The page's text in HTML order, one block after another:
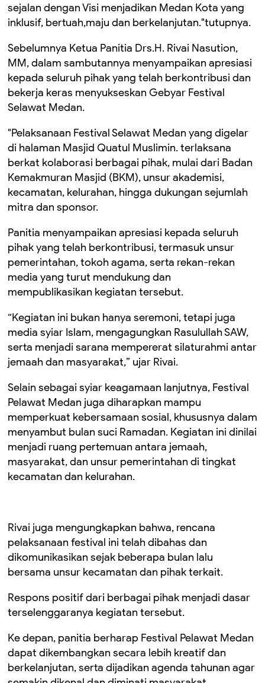
sejalan dengan Visi menjadikan Medan Kota yang
inklusif, bertuah,maju dan berkelanjutan."tutupnya.
Sebelumnya Ketua Panitia Drs.H. Rivai Nasution,
MM, dalam sambutannya menyampaikan apresiasi
kepada seluruh pihak yang telah berkontribusi dan
bekerja keras menyukseskan Gebyar Festival
Selawat Medan.
"Pelaksanaan Festival Selawat Medan yang digelar
di halaman Masjid Quatul Muslimin. terlaksana
berkat kolaborasi berbagai pihak, mulai dari Badan
Kemakmuran Masjid (BKM), unsur akademisi,
kecamatan, kelurahan, hingga dukungan sejumlah
mitra dan sponsor.
Panitia menyampaikan apresiasi kepada seluruh
pihak yang telah berkontribusi, termasuk unsur
pemerintahan, tokoh agama, serta rekan-rekan
media yang turut mendukung dan
mempublikasikan kegiatan tersebut.
“Kegiatan ini bukan hanya seremoni, tetapi juga
media syiar Islam, mengagungkan Rasulullah SAW,
serta menjadi sarana mempererat silaturahmi antar
jemaah dan masyarakat,” ujar Rivai.
Selain sebagai syiar keagamaan lanjutnya, Festival
Pelawat Medan juga diharapkan mampu
memperkuat kebersamaan sosial, khususnya dalam
menyambut bulan suci Ramadan. Kegiatan ini dinilai
menjadi ruang pertemuan antara jemaah,
masyarakat, dan unsur pemerintahan di tingkat
kecamatan dan kelurahan.
Rivai juga mengungkapkan bahwa, rencana
pelaksanaan festival ini telah dibahas dan
dikomunikasikan sejak beberapa bulan lalu
bersama unsur kecamatan dan pihak terkait.
Respons positif dari berbagai pihak menjadi dasar
terselenggaranya kegiatan tersebut.
Ke depan, panitia berharap Festival Pelawat Medan
dapat dikembangkan secara lebih kreatif dan
berkelanjutan, serta dijadikan agenda tahunan agar